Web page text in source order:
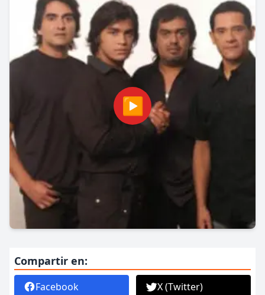
▶
Compartir en:
Facebook X (Twitter)